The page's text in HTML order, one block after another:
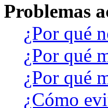
Problemas
¿Por qué
¿Por qué
¿Por qué
¿Cómo